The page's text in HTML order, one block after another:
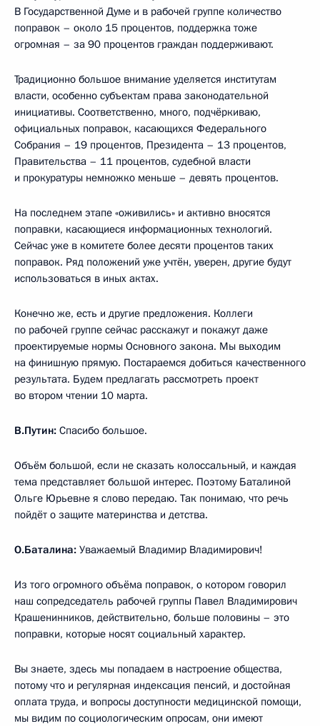
В Государственной Думе и в рабочей группе количество
поправок – около 15 процентов, поддержка тоже
огромная – за 90 процентов граждан поддерживают.
Традиционно большое внимание уделяется институтам
власти, особенно субъектам права законодательной
инициативы. Соответственно, много, подчёркиваю,
официальных поправок, касающихся Федерального
Собрания – 19 процентов, Президента – 13 процентов,
Правительства – 11 процентов, судебной власти
и прокуратуры немножко меньше – девять процентов.
На последнем этапе «оживились» и активно вносятся
поправки, касающиеся информационных технологий.
Сейчас уже в комитете более десяти процентов таких
поправок. Ряд положений уже учтён, уверен, другие будут
использоваться в иных актах.
Конечно же, есть и другие предложения. Коллеги
по рабочей группе сейчас расскажут и покажут даже
проектируемые нормы Основного закона. Мы выходим
на финишную прямую. Постараемся добиться качественного
результата. Будем предлагать рассмотреть проект
во втором чтении 10 марта.
В.Путин: Спасибо большое.
Объём большой, если не сказать колоссальный, и каждая
тема представляет большой интерес. Поэтому Баталиной
Ольге Юрьевне я слово передаю. Так понимаю, что речь
пойдёт о защите материнства и детства.
О.Баталина: Уважаемый Владимир Владимирович!
Из того огромного объёма поправок, о котором говорил
наш сопредседатель рабочей группы Павел Владимирович
Крашенинников, действительно, больше половины – это
поправки, которые носят социальный характер.
Вы знаете, здесь мы попадаем в настроение общества,
потому что и регулярная индексация пенсий, и достойная
оплата труда, и вопросы доступности медицинской помощи,
мы видим по социологическим опросам, они имеют